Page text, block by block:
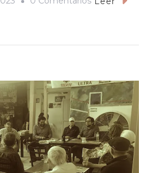
A
Siglo
XX